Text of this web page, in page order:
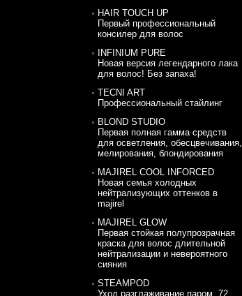
HAIR TOUCH UP
Первый профессиональный
консилер для волос
INFINIUM PURE
Новая версия легендарного лака
для волос! Без запаха!
TECNI ART
Профессиональный стайлинг
BLOND STUDIO
Первая полная гамма средств
для осветления, обесцвечивания,
мелирования, блондирования
MAJIREL COOL INFORCED
Новая семья холодных
нейтрализующих оттенков в
majirel
MAJIREL GLOW
Первая стойкая полупрозрачная
краска для волос длительной
нейтрализации и невероятного
сияния
STEAMPOD
Уход разглаживание паром. 72